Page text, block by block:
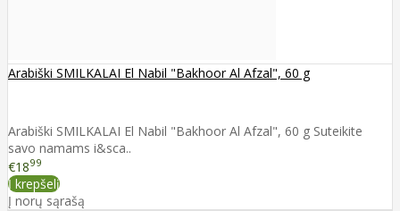
Arabiški SMILKALAI El Nabil "Bakhoor Al Afzal", 60 g
Arabiški SMILKALAI El Nabil "Bakhoor Al Afzal", 60 g Suteikite
savo namams i&sca..
€1899
Į krepšelį
Į norų sąrašą